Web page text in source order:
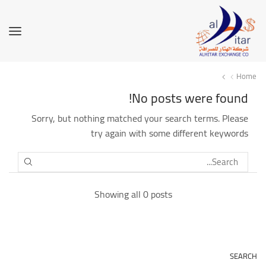
Home
No posts were found!
Sorry, but nothing matched your search terms. Please
try again with some different keywords
SEARCH
Showing all 0 posts
SEARCH